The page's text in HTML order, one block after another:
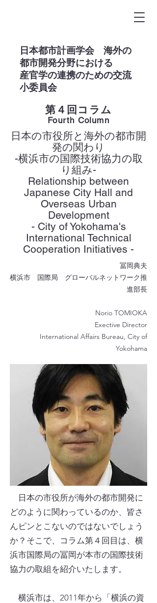
​日本都市計画学会 海外の
都市開発分野における
産官学の連携のための交流
小委員会
第４回コラム
Fourth Column
日本の市役所と海外の都市開
発の関わり
-横浜市の国際技術協力の取
り組み-
Relationship between
Japanese City Hall and
Overseas Urban
Development
- City of Yokohama's
International Technical
Cooperation Initiatives -
冨岡典夫
横浜市 国際局 グローバルネットワーク推
進部長
Norio TOMIOKA
Exective Director
International Affairs Bureau, City of
Yokohama
日本の市役所が海外の都市開発に
どのように関わっているのか、皆さ
んピンとこないのではないでしょう
か？そこで、コラム第４回目は、横
浜市国際局の冨岡が本市の国際技術
協力の取組を紹介いたします。
横浜市は、2011年から「横浜の資